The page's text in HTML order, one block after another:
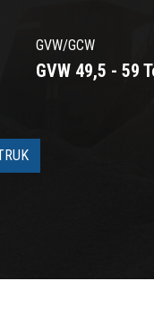
GVW/GCW
GVW 49,5 - 59